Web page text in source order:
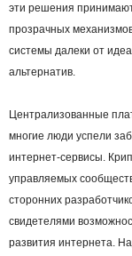
эти решения
прозрачных
системы далеки от
альтернатив.
Централизованные
многие люди успели
интернет-сервисы.
управляемых
сторонних
свидетелями
развития интернета.